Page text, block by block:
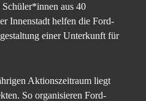
aus 40
Innenstadt helfen die Ford-
einer Unterkunft für
Aktionszeitraum liegt
So organisieren Ford-